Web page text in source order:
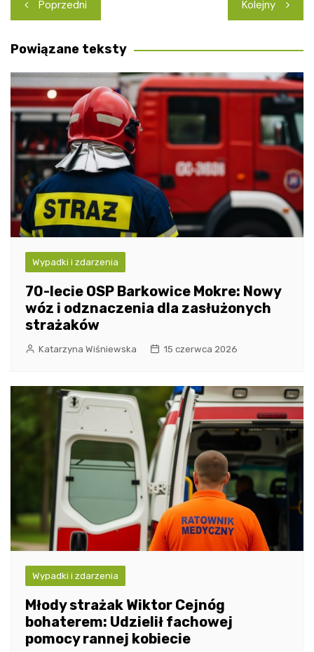
wpisu
Poprzedni Kolejny
Powiązane teksty
Wypadki i zdarzenia
70-lecie OSP Barkowice Mokre: Nowy
wóz i odznaczenia dla zasłużonych
strażaków
Katarzyna Wiśniewska 15 czerwca 2026
Wypadki i zdarzenia
Młody strażak Wiktor Cejnóg
bohaterem: Udzielił fachowej
pomocy rannej kobiecie